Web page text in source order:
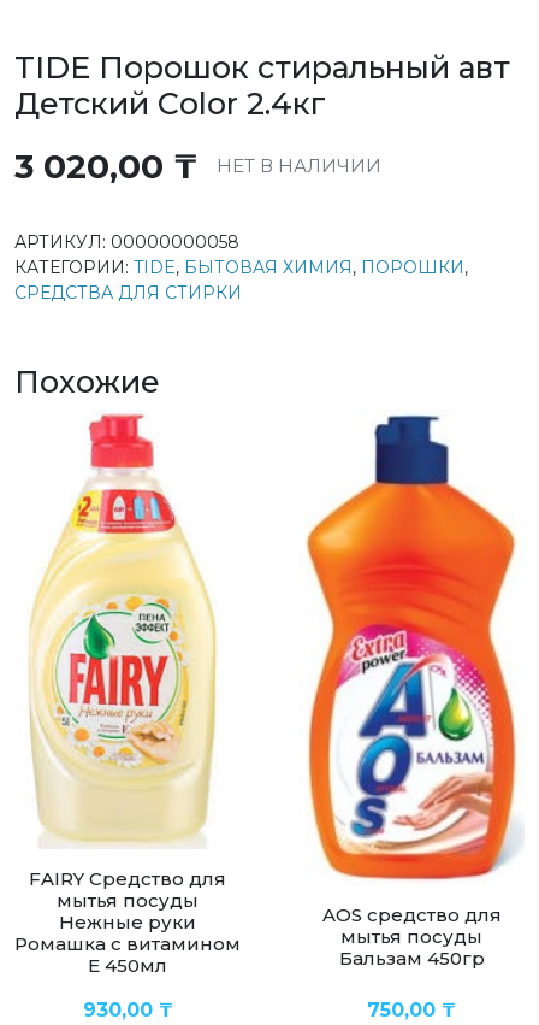
TIDE Порошок стиральный авт
Детский Сolor 2.4кг
3 020,00 ₸ НЕТ В НАЛИЧИИ
АРТИКУЛ: 00000000058
КАТЕГОРИИ: TIDE, БЫТОВАЯ ХИМИЯ, ПОРОШКИ,
СРЕДСТВА ДЛЯ СТИРКИ
Похожие
FAIRY Средство для
мытья посуды
Нежные руки
Ромашка с витамином
Е 450мл
930,00 ₸
AOS cредство для
мытья посуды
Бальзам 450гр
750,00 ₸